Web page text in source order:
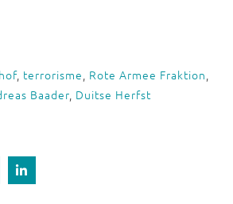
, terrorisme, Rote Armee Fraktion,
Baader, Duitse Herfst